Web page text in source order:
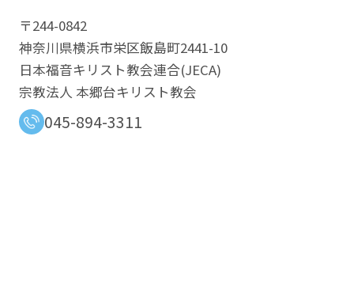
〒244-0842
神奈川県横浜市栄区飯島町2441-10
日本福音キリスト教会連合​(JECA)
宗教法人 本郷台キリスト教会
045-894-3311